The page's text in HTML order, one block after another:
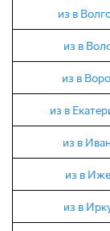
из в
из в
из в
из в
из в
из в
из в